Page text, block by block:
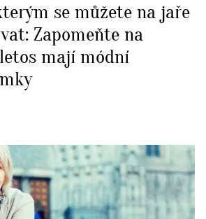
se můžete na jaře
Zapomeňte na
mají módní